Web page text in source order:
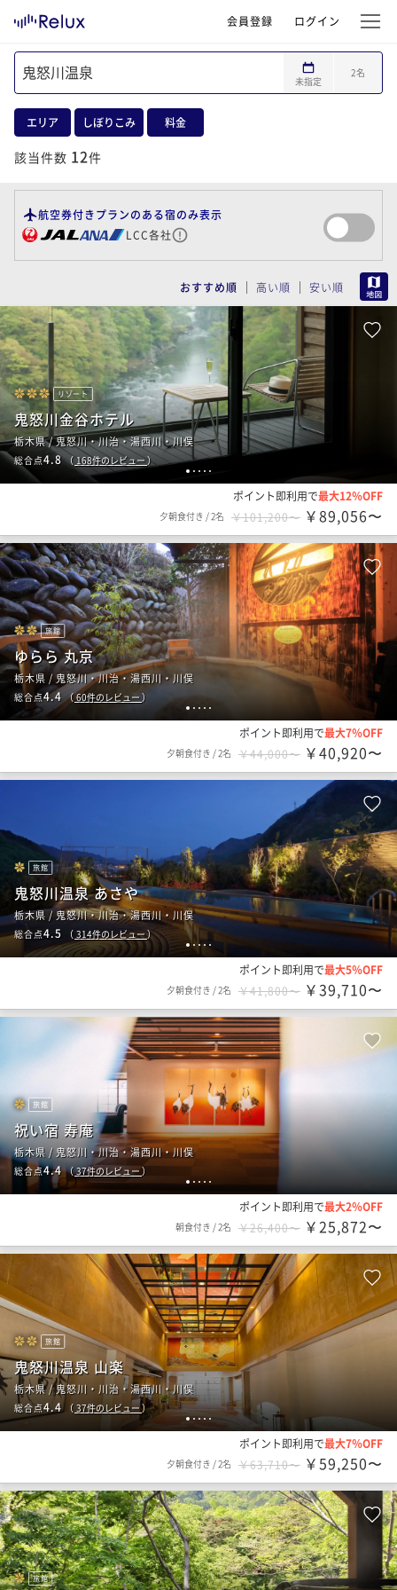
会員登録 ログイン
未指定
2名
エリア しぼりこみ 料金
該当件数 12件
航空券付きプランのある宿のみ表示
LCC各社
おすすめ順 高い順 安い順
1 2 3 4 5
リゾート
鬼怒川金谷ホテル
栃木県 / 鬼怒川・川治・湯西川・川俣
総合点4.8（ 168件のレビュー）
ポイント即利用で最大12％OFF
夕朝食付き /2名 ￥101,200〜 ￥89,056〜
1 2 3 4 5
旅館
ゆらら 丸京
栃木県 / 鬼怒川・川治・湯西川・川俣
総合点4.4（60件のレビュー）
ポイント即利用で最大7％OFF
夕朝食付き /2名 ￥44,000〜 ￥40,920〜
12 345
旅館
鬼怒川温泉 あさや
栃木県 / 鬼怒川・川治・湯西川・川俣
総合点4.5 （ 314件のレビュー）
ポイント即利用で最大5％OFF
夕朝食付き /2名 ￥41,800〜 ￥39,710〜
12345
旅館
祝い宿 寿庵
栃木県 / 鬼怒川・川治・湯西川・川俣
総合点4.4（37件のレビュー）
ポイント即利用で最大2％OFF
朝食付き /2名 ￥26,400〜 ￥25,872〜
1234 5
旅館
鬼怒川温泉 山楽
栃木県 / 鬼怒川・川治・湯西川・川俣
総合点4.4（ 37件のレビュー）
ポイント即利用で最大7％OFF
夕朝食付き /2名 ￥63,710〜 ￥59,250〜
旅館